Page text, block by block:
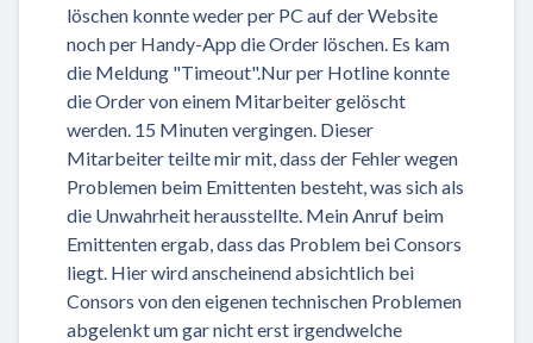
löschen konnte weder per PC auf der Website
noch per Handy-App die Order löschen. Es kam
die Meldung "Timeout".Nur per Hotline konnte
die Order von einem Mitarbeiter gelöscht
werden. 15 Minuten vergingen. Dieser
Mitarbeiter teilte mir mit, dass der Fehler wegen
Problemen beim Emittenten besteht, was sich als
die Unwahrheit herausstellte. Mein Anruf beim
Emittenten ergab, dass das Problem bei Consors
liegt. Hier wird anscheinend absichtlich bei
Consors von den eigenen technischen Problemen
abgelenkt um gar nicht erst irgendwelche